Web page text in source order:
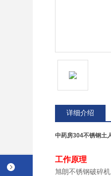
详细介绍
中药房304不锈钢土
工作原理
旭朗不锈钢破碎